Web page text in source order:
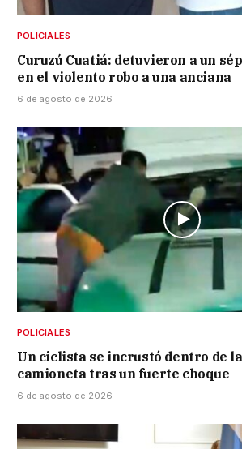
POLICIALES
Curuzú Cuatiá: detuvieron a un
en el violento robo a una anciana
6 de agosto de 2026
POLICIALES
Un ciclista se incrustó dentro de
camioneta tras un fuerte choque
6 de agosto de 2026